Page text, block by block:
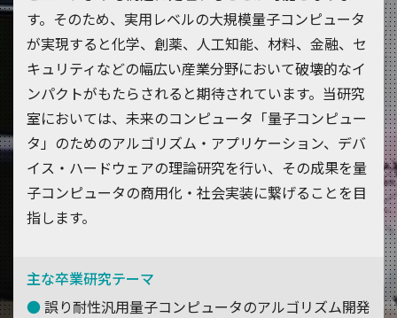
す。そのため、実用レベルの大規模量子コンピュータ
が実現すると化学、創薬、人工知能、材料、金融、セ
キュリティなどの幅広い産業分野において破壊的なイ
ンパクトがもたらされると期待されています。当研究
室においては、未来のコンピュータ「量子コンピュー
タ」のためのアルゴリズム・アプリケーション、デバ
イス・ハードウェアの理論研究を行い、その成果を量
子コンピュータの商用化・社会実装に繋げることを目
指します。
主な卒業研究テーマ
誤り耐性汎用量子コンピュータのアルゴリズム開発